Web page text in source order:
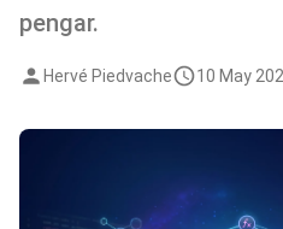
pengar.
Hervé Piedvache 10 May